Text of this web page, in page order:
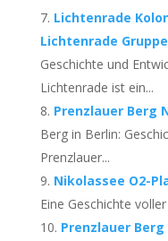
Lichtenrade
Lichtenrade
Geschichte und
Lichtenrade ist ein...
Prenzlauer Berg
Berg in Berlin:
Prenzlauer...
Nikolassee O2-
Eine Geschichte
Prenzlauer